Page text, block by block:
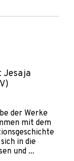
Jesaja
der Werke
mit dem
in die
und ...